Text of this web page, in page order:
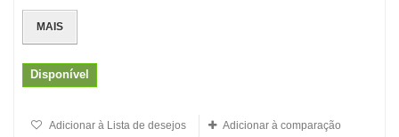
MAIS
Disponível
Adicionar à Lista de desejos Adicionar à comparação